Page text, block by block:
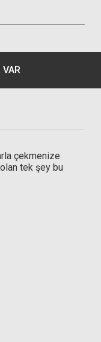
Diffuser Filtre
çekmenize
tek şey bu